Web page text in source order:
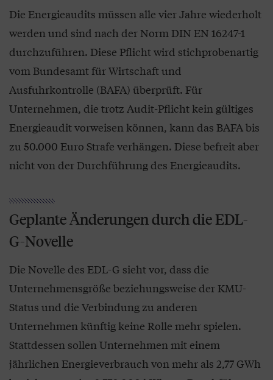
Die Energieaudits müssen alle vier Jahre wiederholt
werden und sind nach der Norm DIN EN 16247-1
durchzuführen. Diese Pflicht wird stichprobenartig
vom Bundesamt für Wirtschaft und
Ausfuhrkontrolle (BAFA) überprüft. Für
Unternehmen, die trotz Audit-Pflicht kein gültiges
Energieaudit vorweisen können, kann das BAFA bis
zu 50.000 Euro Strafe verhängen. Diese befreit aber
nicht von der Durchführung des Energieaudits.
Geplante Änderungen durch die EDL-
G-Novelle
Die Novelle des EDL-G sieht vor, dass die
Unternehmensgröße beziehungsweise der KMU-
Status und die Verbindung zu anderen
Unternehmen künftig keine Rolle mehr spielen.
Stattdessen sollen Unternehmen mit einem
jährlichen Energieverbrauch von mehr als 2,77 GWh